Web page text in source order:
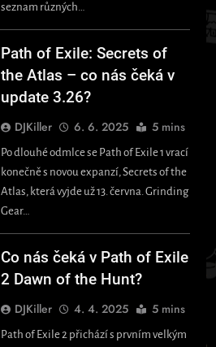
seznam různých…
Path of Exile: Secrets of
the Atlas – co nás čeká v
update 3.26?
DJKiller 6. 6. 2025 5 mins
Po dlouhé odmlce se Path of Exile 1 vrací
konečně s novou expanzí, Secrets of the
Atlas, která vyjde už 13. června. Grinding
Gear…
Co nás čeká v Path of Exile
2 Dawn of the Hunt?
DJKiller 4. 4. 2025 5 mins
​Path of Exile 2 přichází s prvním velkým